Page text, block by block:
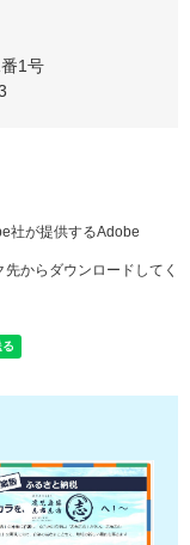
1号
社が提供するAdobe
からダウンロードしてく